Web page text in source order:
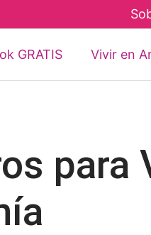
GRATIS Vivir en
para